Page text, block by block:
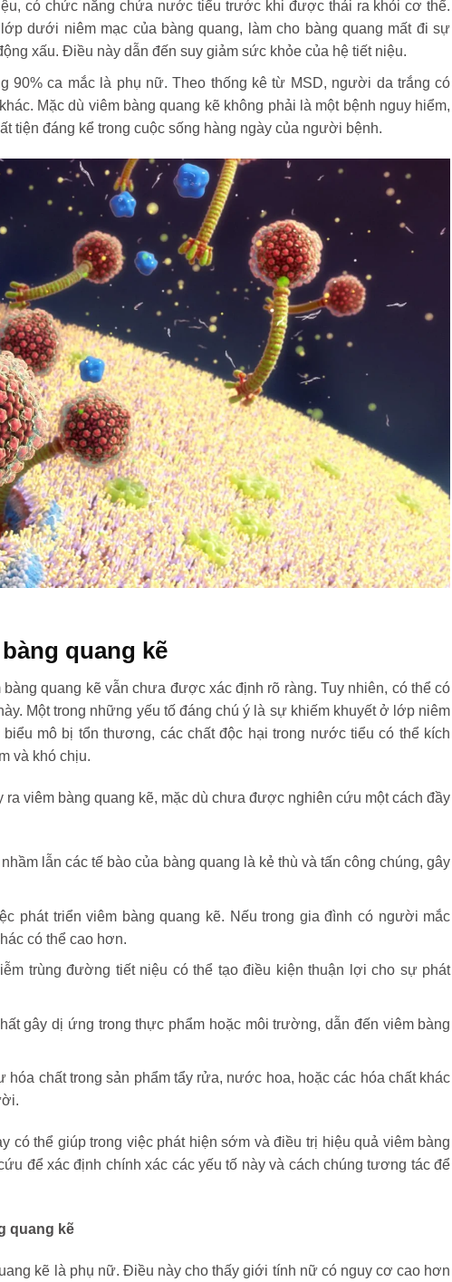
có chức năng chứa nước tiểu trước khi được thải ra khỏi cơ thể.
dưới niêm mạc của bàng quang, làm cho bàng quang mất đi sự
xấu. Điều này dẫn đến suy giảm sức khỏe của hệ tiết niệu.
90% ca mắc là phụ nữ. Theo thống kê từ MSD, người da trắng có
Mặc dù viêm bàng quang kẽ không phải là một bệnh nguy hiểm,
tiện đáng kể trong cuộc sống hàng ngày của người bệnh.
quang kẽ
quang kẽ vẫn chưa được xác định rõ ràng. Tuy nhiên, có thể có
Một trong những yếu tố đáng chú ý là sự khiếm khuyết ở lớp niêm
mô bị tổn thương, các chất độc hại trong nước tiểu có thể kích
và khó chịu.
ra viêm bàng quang kẽ, mặc dù chưa được nghiên cứu một cách đầy
lẫn các tế bào của bàng quang là kẻ thù và tấn công chúng, gây
phát triển viêm bàng quang kẽ. Nếu trong gia đình có người mắc
có thể cao hơn.
trùng đường tiết niệu có thể tạo điều kiện thuận lợi cho sự phát
gây dị ứng trong thực phẩm hoặc môi trường, dẫn đến viêm bàng
chất trong sản phẩm tẩy rửa, nước hoa, hoặc các hóa chất khác
có thể giúp trong việc phát hiện sớm và điều trị hiệu quả viêm bàng
để xác định chính xác các yếu tố này và cách chúng tương tác để
quang kẽ
kẽ là phụ nữ. Điều này cho thấy giới tính nữ có nguy cơ cao hơn